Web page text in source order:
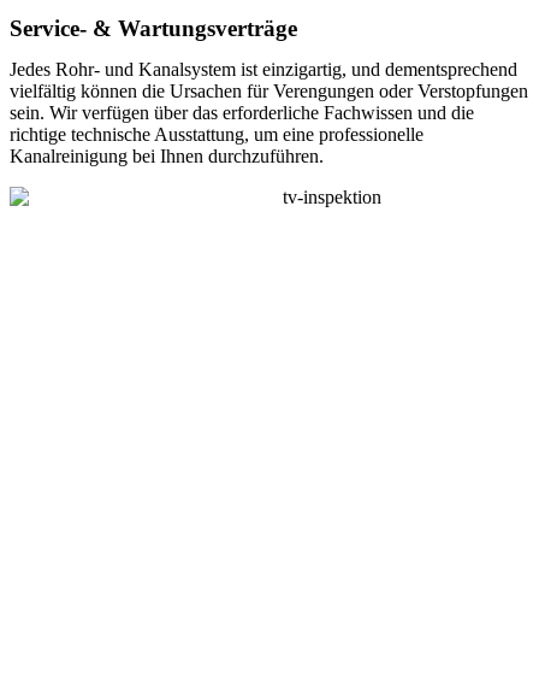
Service- & Wartungsverträge
Jedes Rohr- und Kanalsystem ist einzigartig, und dementsprechend
vielfältig können die Ursachen für Verengungen oder Verstopfungen
sein. Wir verfügen über das erforderliche Fachwissen und die
richtige technische Ausstattung, um eine professionelle
Kanalreinigung bei Ihnen durchzuführen.